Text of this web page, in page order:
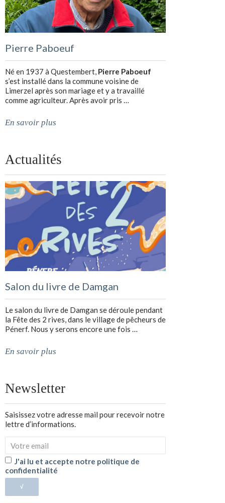
Pierre Paboeuf
Né en 1937 à Questembert, Pierre Paboeuf
s’est installé dans la commune voisine de
Limerzel après son mariage et y a travaillé
comme agriculteur. Après avoir pris …
En savoir plus
Actualités
Salon du livre de Damgan
Le salon du livre de Damgan se déroule pendant
la Fête des 2 rives, dans le village de pêcheurs de
Pénerf. Nous y serons encore une fois …
En savoir plus
Newsletter
Saisissez votre adresse mail pour recevoir notre
lettre d’informations.
J'ai lu et accepte notre politique de
confidentialité
√